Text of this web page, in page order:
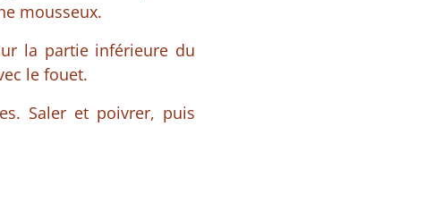
mousseux.
la partie inférieure du
le fouet.
Saler et poivrer, puis